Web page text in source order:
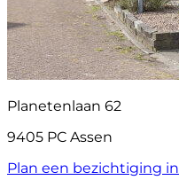
Planetenlaan 62
9405 PC Assen
Plan een bezichtiging in